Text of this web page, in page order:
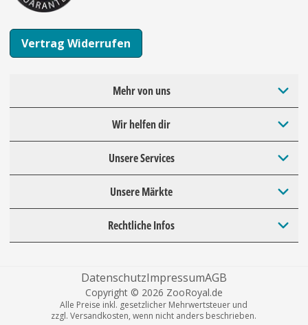
Vertrag Widerrufen
Mehr von uns
Wir helfen dir
Unsere Services
Unsere Märkte
Rechtliche Infos
DatenschutzImpressumAGB
Copyright © 2026 ZooRoyal.de
Alle Preise inkl. gesetzlicher Mehrwertsteuer und
zzgl. Versandkosten, wenn nicht anders beschrieben.